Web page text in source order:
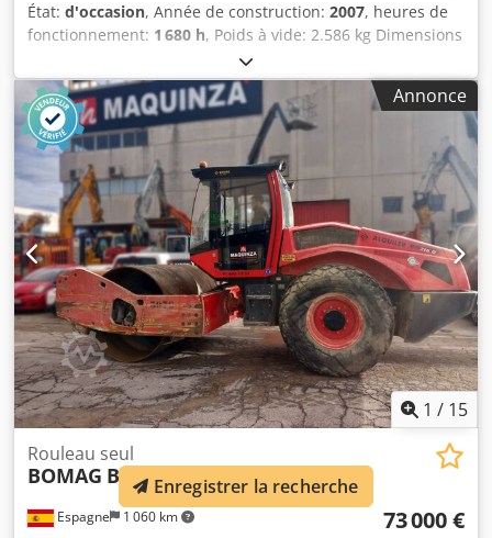
État: d'occasion, Année de construction: 2007, heures de
fonctionnement: 1 680 h, Poids à vide: 2.586 kg Dimensions
(LxlxH): 248 x 128 x 180 cm Chsdpfx Aqszb I Tmslsa
Annonce
1 / 15
Espagne 1 060 km
Rouleau seul
BOMAG BW216D5
73 000 €
Enregistrer la recherche